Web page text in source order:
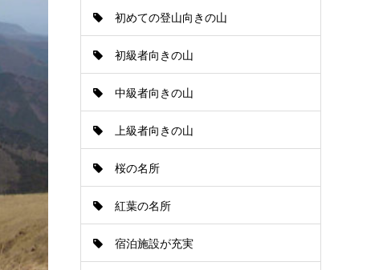
初めての登山向きの山
初級者向きの山
中級者向きの山
上級者向きの山
桜の名所
紅葉の名所
宿泊施設が充実